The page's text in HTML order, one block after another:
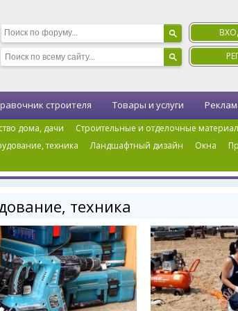
дома, дачи Строительные и отделочные
техника Ландшафтный дизайн Окна
строителя Товары и услуги
техника